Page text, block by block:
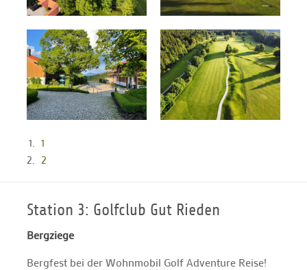
1
2
Station 3: Golfclub Gut Rieden
Bergziege
Bergfest bei der Wohnmobil Golf Adventure Reise!